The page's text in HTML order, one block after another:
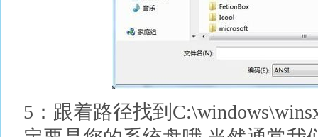
5：跟着路径找到